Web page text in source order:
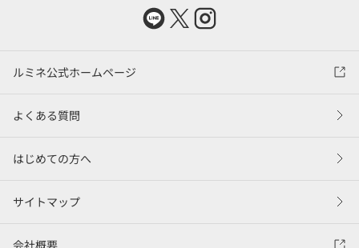
ルミネ公式ホームページ
よくある質問
はじめての方へ
サイトマップ
会社概要